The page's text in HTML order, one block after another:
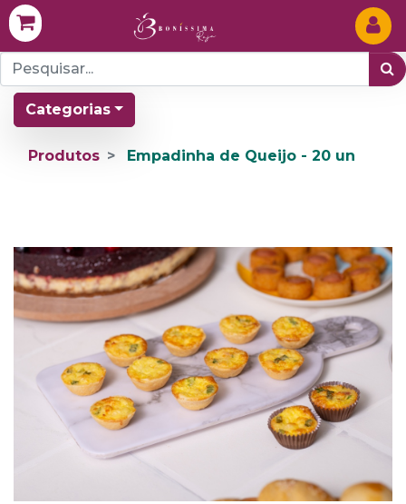
Categorias
Produtos Empadinha de Queijo - 20 un